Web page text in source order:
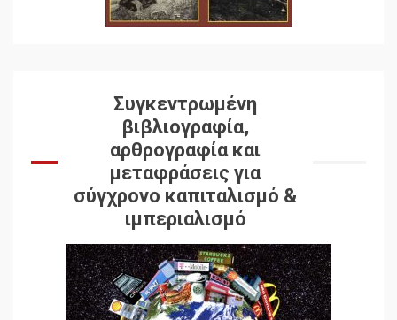
Συγκεντρωμένη
βιβλιογραφία,
αρθρογραφία και
μεταφράσεις για
σύγχρονο καπιταλισμό &
ιμπεριαλισμό